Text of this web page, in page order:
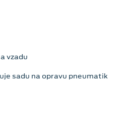
vzadu
sadu na opravu pneumatik